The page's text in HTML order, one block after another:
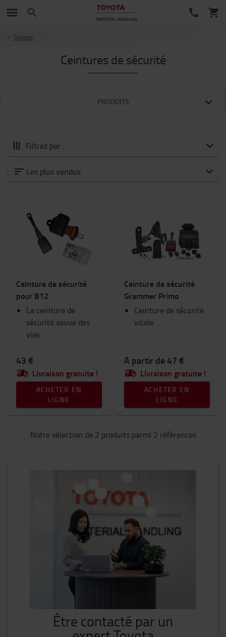
Sièges
Ceintures de sécurité
PRODUITS
Filtrez par :
Tous les Accessoires
Batteries et électronique
Chariot moteur thermique
Chariots et trottinettes industriels
Consommables
Espace de travail et entrepôt
Fourches et extensions de fourches
Goodies Toyota
Habitacle du chariot
RAM Mount
Vêtements de travail
Catégorie
Ceintures de sécurité
Les plus vendus
Ceinture de sécurité
pour B12
La ceinture de
sécurité sauve des
vies.
43 €
Livraison gratuite !
ACHETER EN
LIGNE
Ceinture de sécurité
Grammer Primo
Ceinture de sécurité
vitale
A partir de 47 €
Livraison gratuite !
ACHETER EN
LIGNE
Notre sélection de 2 produits parmi 2 références
Être contacté par un